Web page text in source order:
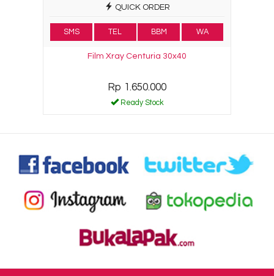
QUICK ORDER
SMS TEL BBM WA
Film Xray Centuria 30x40
Rp 1.650.000
Ready Stock